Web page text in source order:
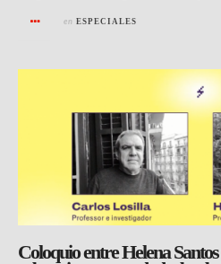
en ESPECIALES
Coloquio entre Helena